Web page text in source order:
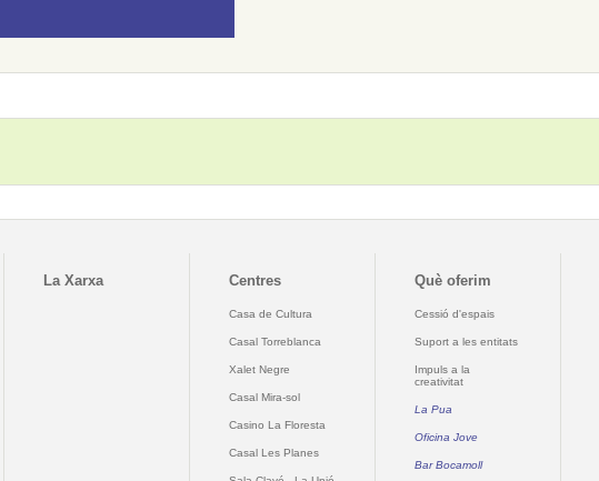
La Xarxa Centres
Casa de Cultura
Casal Torreblanca
Xalet Negre
Casal Mira-sol
Casino La Floresta
Casal Les Planes
Què oferim
Cessió d'espais
Suport a les entitats
Impuls a la
creativitat
La Pua
Oficina Jove
Bar Bocamoll